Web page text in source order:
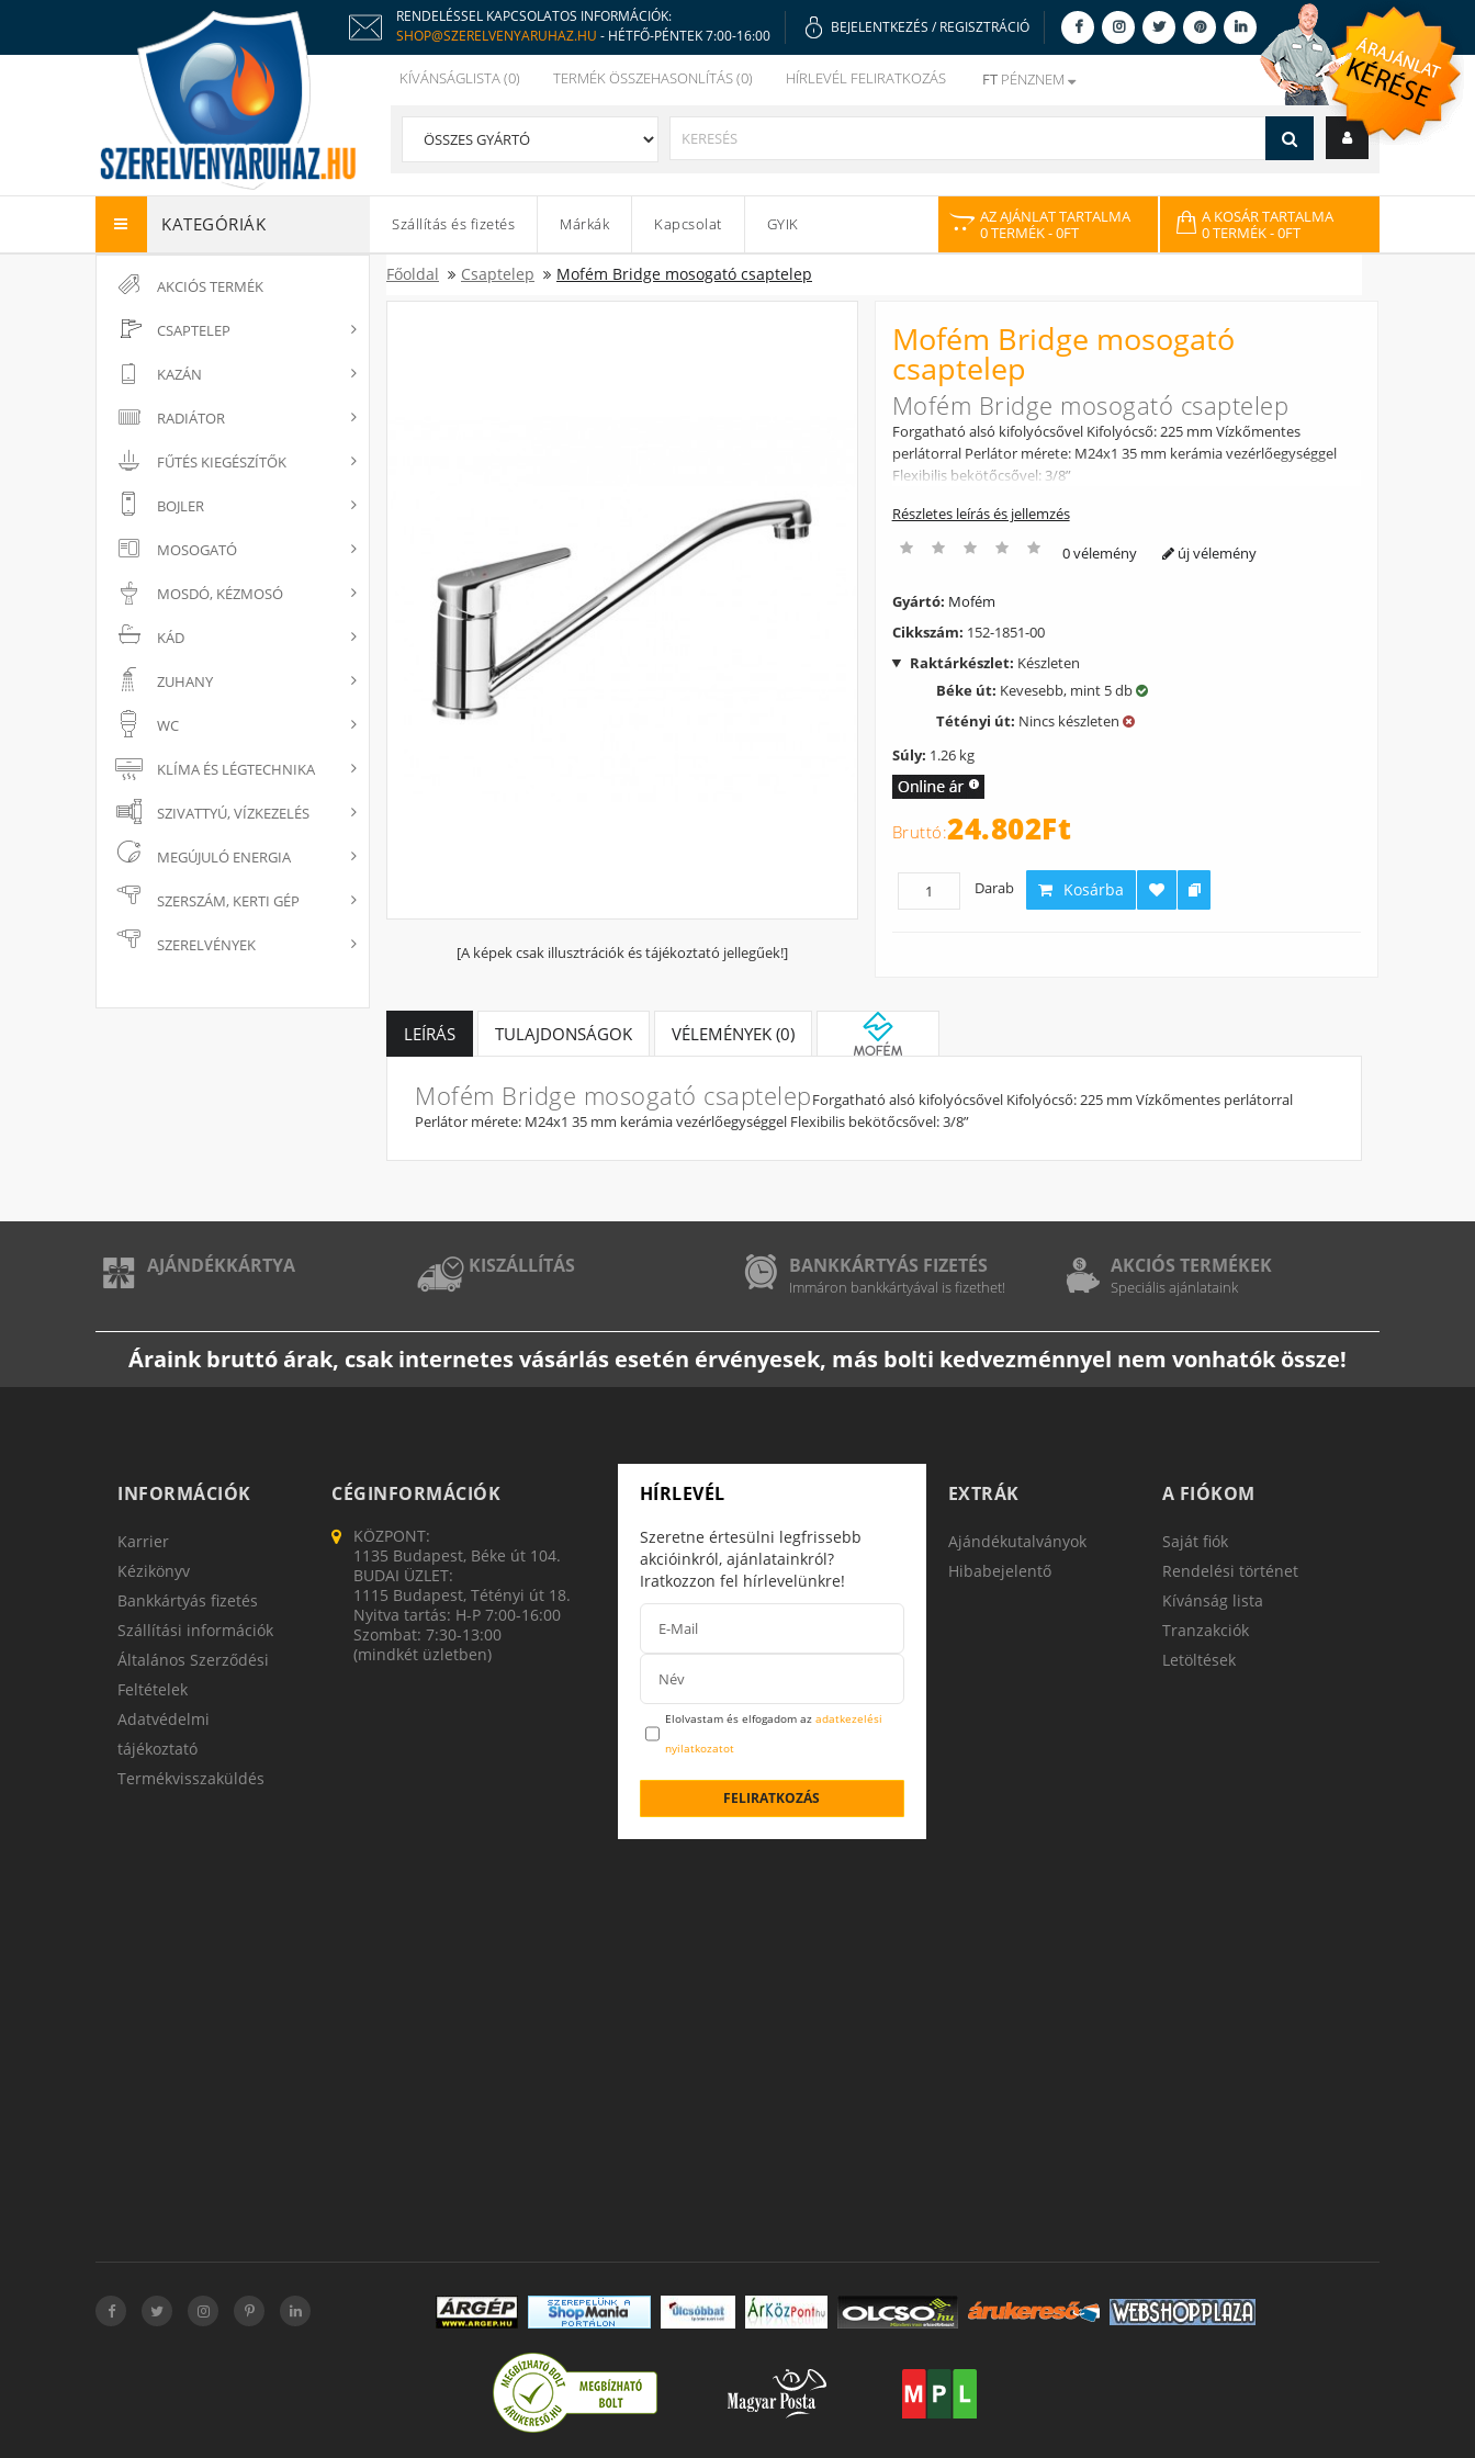
RENDELÉSSEL KAPCSOLATOS INFORMÁCIÓK:
SHOP@SZERELVENYARUHAZ.HU - HÉTFŐ-PÉNTEK 7:00-16:00
BEJELENTKEZÉS / REGISZTRÁCIÓ
KÍVÁNSÁGLISTA (0) TERMÉK ÖSSZEHASONLÍTÁS (0) HÍRLEVÉL FELIRATKOZÁS FT PÉNZNEM
KATEGÓRIÁK Szállítás és fizetés Márkák Kapcsolat GYIK
AZ AJÁNLAT TARTALMA
0 TERMÉK- 0FT
A KOSÁR TARTALMA
0 TERMÉK- 0FT
AKCIÓS TERMÉK
CSAPTELEP
KAZÁN
RADIÁTOR
FŰTÉS KIEGÉSZÍTŐK
BOJLER
MOSOGATÓ
MOSDÓ, KÉZMOSÓ
KÁD
ZUHANY
WC
KLÍMA ÉS LÉGTECHNIKA
SZIVATTYÚ, VÍZKEZELÉS
MEGÚJULÓ ENERGIA
SZERSZÁM, KERTI GÉP
SZERELVÉNYEK
Főoldal Csaptelep Mofém Bridge mosogató csaptelep
[A képek csak illusztrációk és tájékoztató jellegűek!]
Mofém Bridge mosogató
csaptelep
Mofém Bridge mosogató csaptelep
Forgatható alsó kifolyócsővel Kifolyócső: 225 mm Vízkőmentes
perlátorral Perlátor mérete: M24x1 35 mm kerámia vezérlőegységgel
Flexibilis bekötőcsővel: 3/8”
Részletes leírás és jellemzés
0 vélemény új vélemény
Gyártó: Mofém
Cikkszám: 152-1851-00
Raktárkészlet: Készleten
Béke út: Kevesebb, mint 5 db
Tétényi út: Nincs készleten
Súly: 1.26 kg
24.802Ft
Darab Kosárba
LEÍRÁS TULAJDONSÁGOK VÉLEMÉNYEK (0)
Mofém Bridge mosogató csaptelepForgatható alsó kifolyócsővel Kifolyócső: 225 mm Vízkőmentes perlátorral
Perlátor mérete: M24x1 35 mm kerámia vezérlőegységgel Flexibilis bekötőcsővel: 3/8”
AJÁNDÉKKÁRTYA KISZÁLLÍTÁS BANKKÁRTYÁS FIZETÉS
Immáron bankkártyával is fizethet!
AKCIÓS TERMÉKEK
Speciális ajánlataink
Áraink bruttó árak, csak internetes vásárlás esetén érvényesek, más bolti kedvezménnyel nem vonhatók össze!
INFORMÁCIÓK
Karrier
Kézikönyv
Bankkártyás fizetés
Szállítási információk
Általános Szerződési
Feltételek
Adatvédelmi
tájékoztató
Termékvisszaküldés
CÉGINFORMÁCIÓK
KÖZPONT:
1135 Budapest, Béke út 104.
BUDAI ÜZLET:
1115 Budapest, Tétényi út 18.
Nyitva tartás: H-P 7:00-16:00
Szombat: 7:30-13:00
(mindkét üzletben)
HÍRLEVÉL
Szeretne értesülni legfrissebb
akcióinkról, ajánlatainkról?
Iratkozzon fel hírlevelünkre!
Elolvastam és elfogadom az adatkezelési
nyilatkozatot
FELIRATKOZÁS
EXTRÁK
Ajándékutalványok
Hibabejelentő
A FIÓKOM
Saját fiók
Rendelési történet
Kívánság lista
Tranzakciók
Letöltések